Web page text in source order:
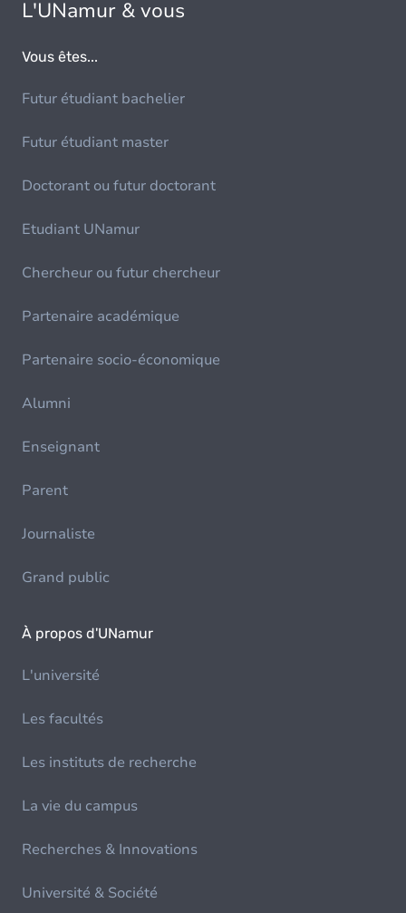
L'UNamur & vous
Vous êtes...
Futur étudiant bachelier
Futur étudiant master
Doctorant ou futur doctorant
Etudiant UNamur
Chercheur ou futur chercheur
Partenaire académique
Partenaire socio-économique
Alumni
Enseignant
Parent
Journaliste
Grand public
À propos d'UNamur
L'université
Les facultés
Les instituts de recherche
La vie du campus
Recherches & Innovations
Université & Société